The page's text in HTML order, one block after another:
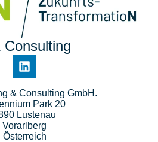
& Consulting GmbH.
Park 20
Lustenau
Vorarlberg
Österreich